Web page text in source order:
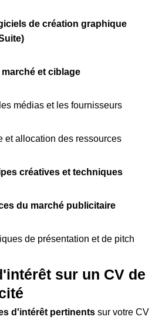
de création graphique
et ciblage
médias et les fournisseurs
et allocation des ressources
créatives et techniques
du marché publicitaire
de présentation et de pitch
sur un CV de
d'intérêt pertinents sur votre CV